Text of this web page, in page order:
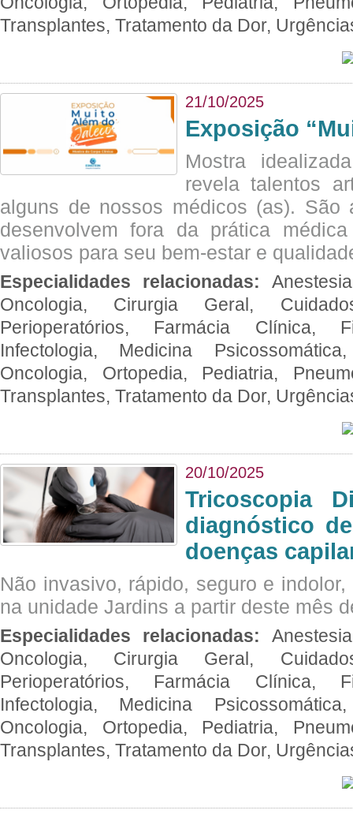
Transplantes, Tratamento da Dor,
21/10/2025
Exposição
Mostra
revela talentos
alguns de nossos médicos (as). São
desenvolvem fora da prática
valiosos para seu bem-estar e
Especialidades relacionadas:
Oncologia, Cirurgia Geral,
Perioperatórios, Farmácia Clínica,
Infectologia, Medicina
Oncologia, Ortopedia, Pediatria,
Transplantes, Tratamento da Dor,
20/10/2025
Tricoscopia
diagnóstico
doenças
Não invasivo, rápido, seguro e
na unidade Jardins a partir deste mês
Especialidades relacionadas:
Oncologia, Cirurgia Geral,
Perioperatórios, Farmácia Clínica,
Infectologia, Medicina
Oncologia, Ortopedia, Pediatria,
Transplantes, Tratamento da Dor,